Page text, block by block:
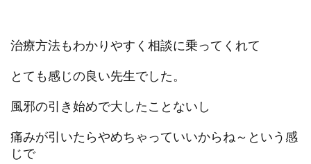
治療方法もわかりやすく相談に乗ってくれて
とても感じの良い先生でした。
風邪の引き始めで大したことないし
痛みが引いたらやめちゃっていいからね～という感
じで